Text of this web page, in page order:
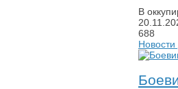
В
688